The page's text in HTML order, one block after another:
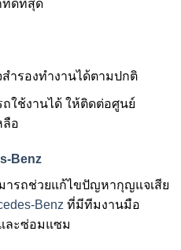
ที่ดีที่สุด
ำรองทำงานได้ตามปกติ
ใช้งานได้ ให้ติดต่อศูนย์
ลือ
Benz
ารถช่วยแก้ไขปัญหากุญแจเสีย
Benz ที่มีทีมงานมือ
ละซ่อมแซม